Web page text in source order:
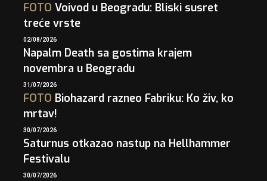
FOTO Voivod u Beogradu: Bliski susret
treće vrste
02/08/2026
Napalm Death sa gostima krajem
novembra u Beogradu
31/07/2026
FOTO Biohazard razneo Fabriku: Ko živ, ko
mrtav!
30/07/2026
Saturnus otkazao nastup na Hellhammer
Festivalu
30/07/2026